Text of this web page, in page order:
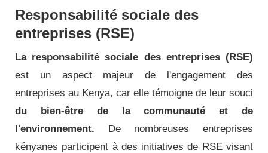
Responsabilité sociale des
entreprises (RSE)
La responsabilité sociale des entreprises (RSE)
est un aspect majeur de l'engagement des
entreprises au Kenya, car elle témoigne de leur souci
du bien-être de la communauté et de
l'environnement. De nombreuses entreprises
kényanes participent à des initiatives de RSE visant